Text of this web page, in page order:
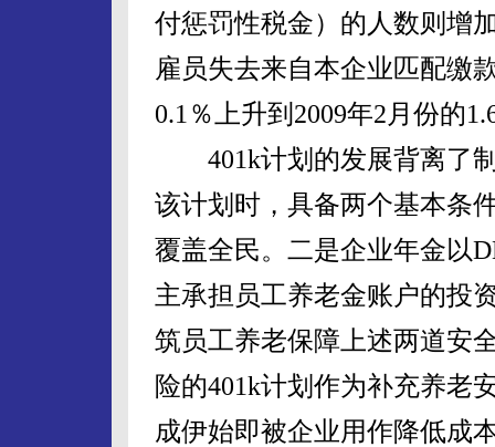
付惩罚性税金）的人数则增
雇员失去来自本企业匹配缴
0.1％上升到2009年2月份的
401k计划的发展背离了制
该计划时，具备两个基本条
覆盖全民。二是企业年金以
主承担员工养老金账户的投
筑员工养老保障上述两道安
险的401k计划作为补充养老
成伊始即被企业用作降低成